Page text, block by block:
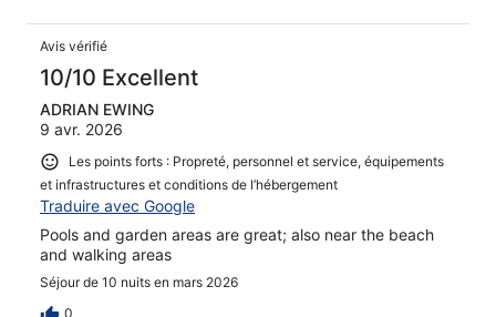
Avis vérifié
10/10 Excellent
ADRIAN EWING
9 avr. 2026
Les points forts : Propreté, personnel et service, équipements
et infrastructures et conditions de l’hébergement
Traduire avec Google
Pools and garden areas are great; also near the beach
and walking areas
Séjour de 10 nuits en mars 2026
0